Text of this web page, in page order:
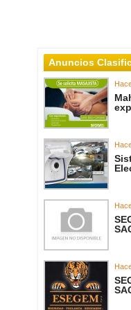
Anuncios